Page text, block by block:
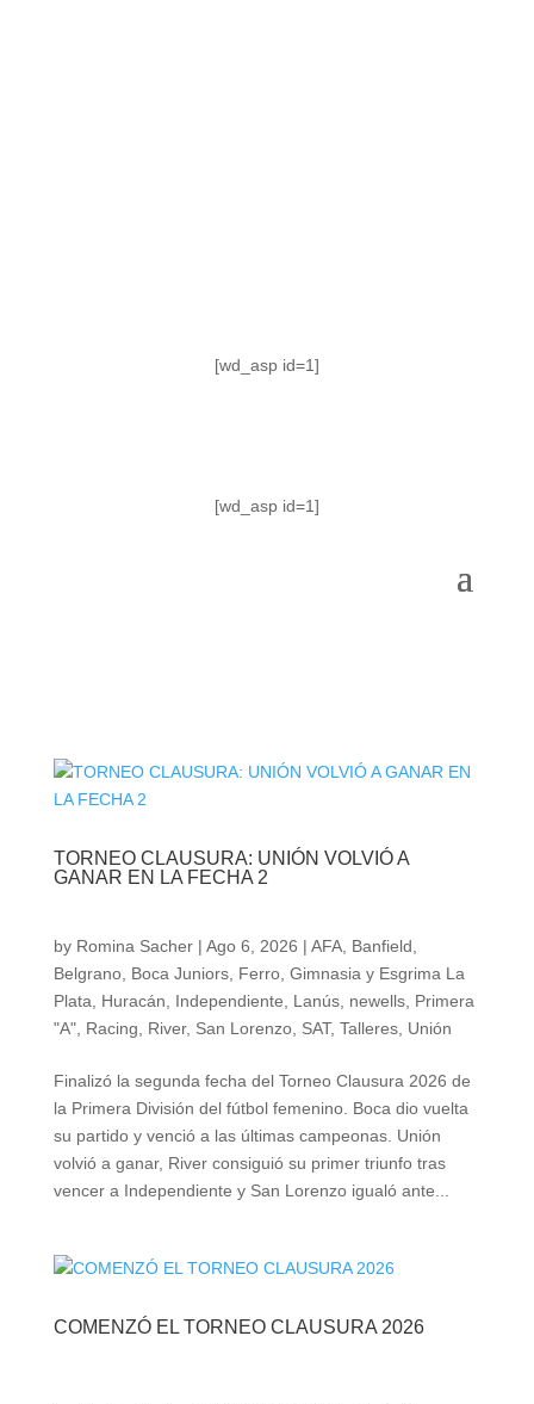
[wd_asp id=1]
[wd_asp id=1]
TORNEO CLAUSURA: UNIÓN VOLVIÓ A
GANAR EN LA FECHA 2
by Romina Sacher| Ago 6, 2026 | AFA, Banfield
Belgrano, Boca Juniors, Ferro, Gimnasia y Esgrima La
Plata
Huracán Independiente Lanús, newells, Primera
"A", Racing River, San Lorenzo, SAT, Talleres, Unión
Finalizó la segunda fecha del Torneo Clausura 2026 de
la Primera División del fútbol femenino. Boca dio vuelta
su partido y venció a las últimas campeonas. Unión
volvió a ganar, River consiguió su primer triunfo tras
vencer a Independiente y San Lorenzo igualó ante...
COMENZÓ EL TORNEO CLAUSURA 2026